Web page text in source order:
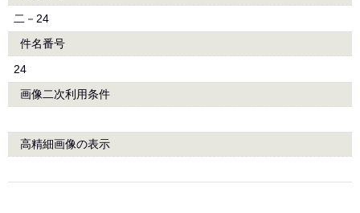
二－24
件名番号
24
画像二次利用条件
高精細画像の表示